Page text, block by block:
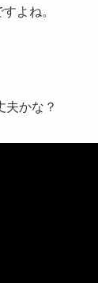
よね。
かな？